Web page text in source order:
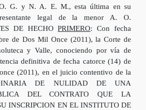
G. y N. A. E. M., esta última en su
legal de la menor A. O.
DE HECHOPRIMERO: Con fecha
de Dos Mil Once (2011), la Corte de
y Valle, conociendo por vía de
definitiva de fecha catorce (14) de
(2011), en el juicio contentivo de la
DE NULIDAD DE UNA
DEL CONTRATO QUE LA
INSCRIPCION EN EL INSTITUTO DE